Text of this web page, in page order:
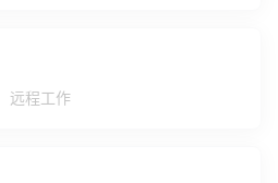
远程工作